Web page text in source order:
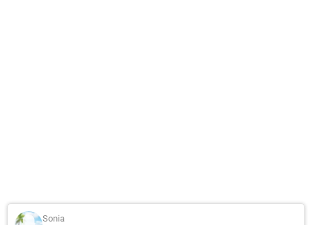
Sonia